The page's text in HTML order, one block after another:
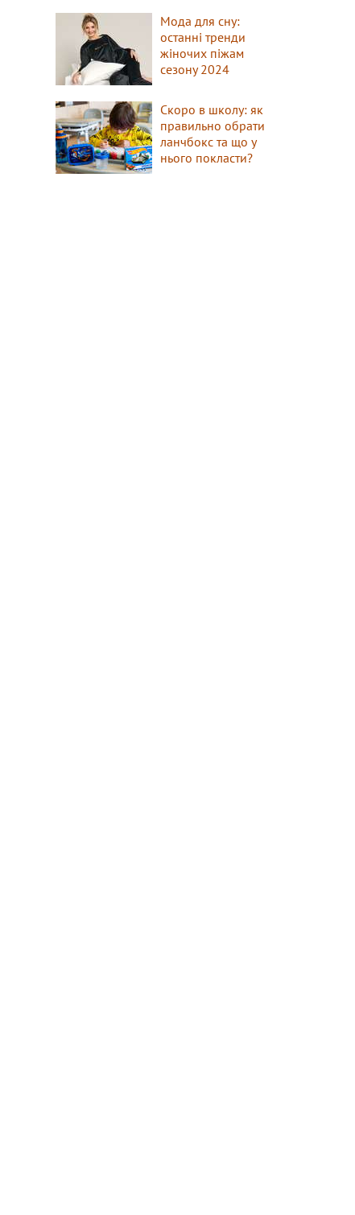
Мода для сну:
останні тренди
жіночих піжам
сезону 2024
Скоро в школу: як
правильно обрати
ланчбокс та що у
нього покласти?